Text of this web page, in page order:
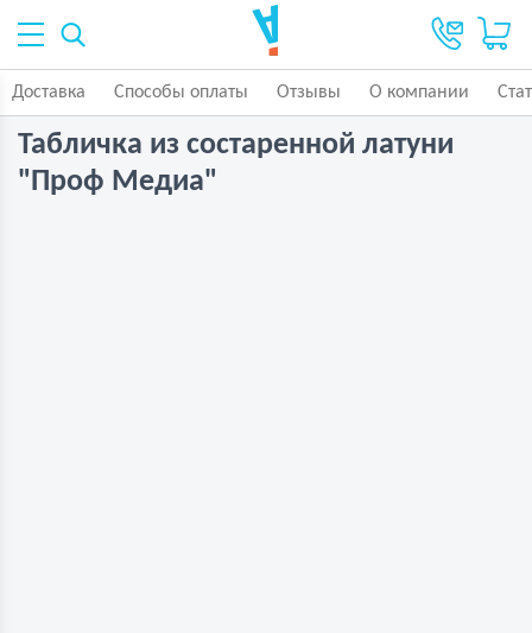
Доставка Способы оплаты Отзывы О компании
Табличка из состаренной латуни
"Проф Медиа"